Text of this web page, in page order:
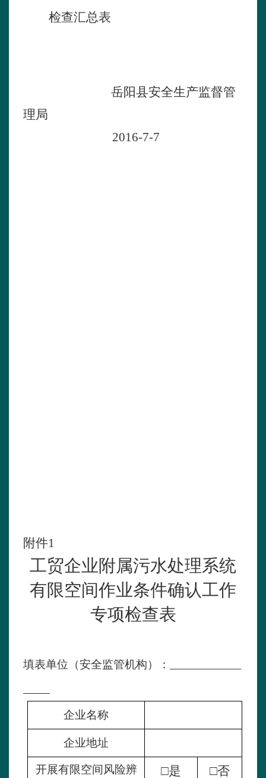
检查汇总表
岳阳县安全生产监督管
理局
2016-7-7
附件1
工贸企业附属污水处理系统
有限空间作业条件确认工作
专项检查表
填表单位（安全监管机构）：
企业名称
企业地址
开展有限空间风险辨 □是 □否